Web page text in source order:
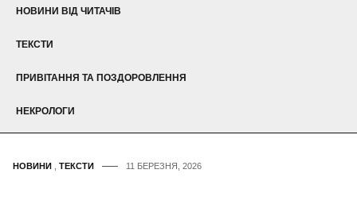
НОВИНИ ВІД ЧИТАЧІВ
ТЕКСТИ
ПРИВІТАННЯ ТА ПОЗДОРОВЛЕННЯ
НЕКРОЛОГИ
НОВИНИ ТЕКСТИ 11 БЕРЕЗНЯ, 2026